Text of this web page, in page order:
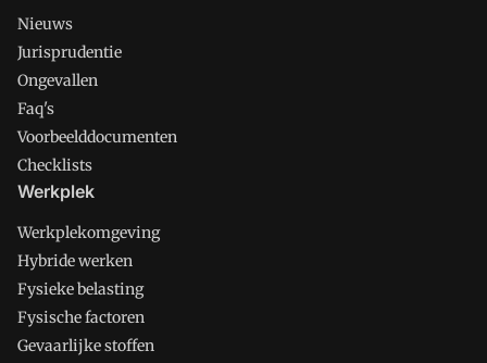
Nieuws
Jurisprudentie
Ongevallen
Faq's
Voorbeelddocumenten
Checklists
Werkplek
Werkplekomgeving
Hybride werken
Fysieke belasting
Fysische factoren
Gevaarlijke stoffen